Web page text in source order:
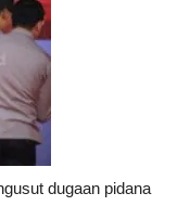
dugaan pidana